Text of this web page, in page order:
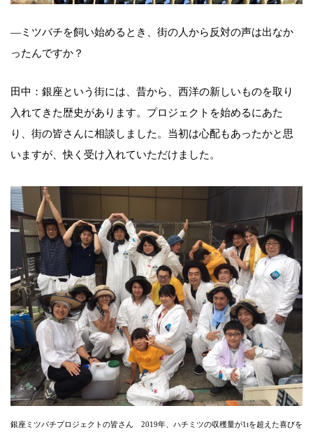
―ミツバチを飼い始めるとき、街の人から反対の声は出なか
ったんですか？
田中：銀座という街には、昔から、西洋の新しいものを取り
入れてきた歴史があります。プロジェクトを始めるにあた
り、街の皆さんに相談しました。当初は心配もあったかと思
いますが、快く受け入れていただけました。
銀座ミツバチプロジェクトの皆さん 2019年、ハチミツの収穫量が1tを超えた喜びを